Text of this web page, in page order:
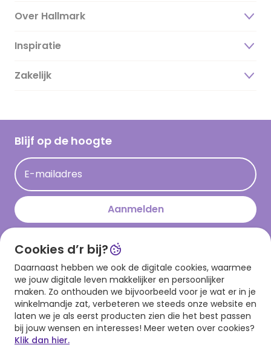
Over Hallmark
Over ons
Duurzaamheid
Hallmark Kaartclub
Acties
Persberichten
Hallmark en Kinderpostzegels
Inspiratie
Magazine
Cadeau inspiratie
Kaartinspiratie
Zakelijk
Blijf op de hoogte
E-mailadres
Aanmelden
Download onze app
Cookies d’r bij?
Daarnaast hebben we ook de digitale cookies, waarmee
we jouw digitale leven makkelijker en persoonlijker
maken. Zo onthouden we bijvoorbeeld voor je wat er in je
winkelmandje zat, verbeteren we steeds onze website en
laten we je als eerst producten zien die het best passen
bij jouw wensen en interesses! Meer weten over cookies?
Klik dan hier.